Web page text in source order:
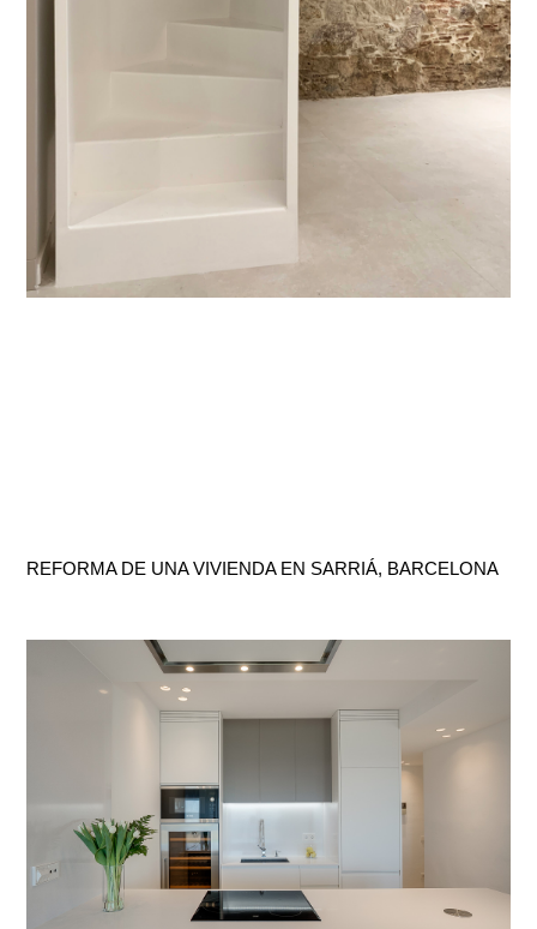
REFORMA DE UNA VIVIENDA EN SARRIÁ, BARCELONA